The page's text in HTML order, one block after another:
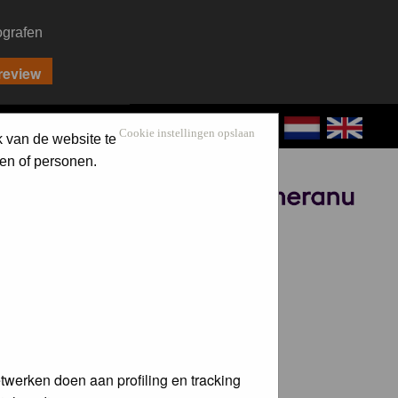
Cookie instellingen opslaan
van de website te
of personen.
doen aan profiling en tracking